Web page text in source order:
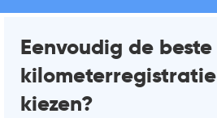
Incasso
Declaraties
Scan en herken
Eenvoudig de beste
kiezen?